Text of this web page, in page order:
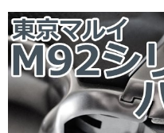
プ